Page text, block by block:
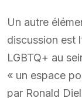
Un autre
discussion est
LGBTQ+ au
« un espace
par Ronald